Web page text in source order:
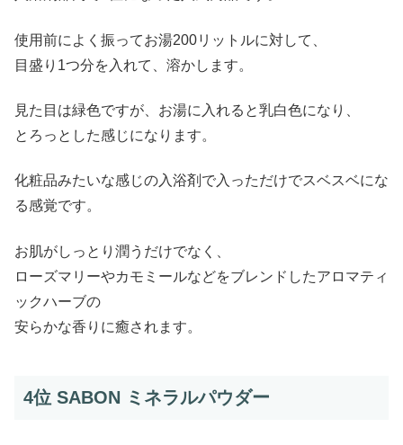
使用前によく振ってお湯200リットルに対して、
目盛り1つ分を入れて、溶かします。
見た目は緑色ですが、お湯に入れると乳白色になり、
とろっとした感じになります。
化粧品みたいな感じの入浴剤で入っただけでスベスベにな
る感覚です。
お肌がしっとり潤うだけでなく、
ローズマリーやカモミールなどをブレンドしたアロマティ
ックハーブの
安らかな香りに癒されます。
4位 SABON ミネラルパウダー